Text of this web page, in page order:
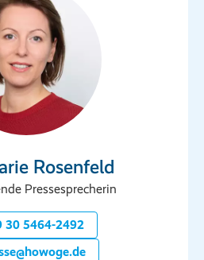
Rosenfeld
Pressesprecherin
30 5464-2492